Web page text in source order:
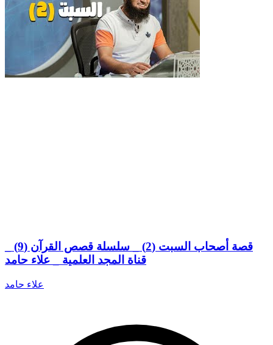
قصة أصحاب السبت (2) _ سلسلة قصص القرآن (9) _
قناة المجد العلمية _ علاء حامد
علاء حامد